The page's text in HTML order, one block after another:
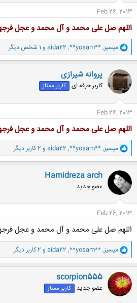
Feb 26, 2013
اللهم صل علی محمد و آل محمد و عجل
و
ا
ک
ن
ش
ه
ا
ميسيز,
**yosam**
,
aida22 و 1 شخص دیگر
پروانه شیرازی
کاربر حرفه ای کاربر ممتاز
Feb 26, 2013
اللهم صل علی محمد و آل محمد و عجل
و
ا
ک
ن
ش
ه
ا
ميسيز,
**yosam**
,
aida22 و 2 کاربر دیگر
Hamidreza arch
عضو جدید
Feb 26, 2013
اللهم صل علی محمد و آل محمد و عجل
و
ا
ک
ن
ش
ه
ا
ميسيز,
**yosam**
,
aida22 و 2 کاربر دیگر
scorpion555
عضو جدید کاربر ممتاز